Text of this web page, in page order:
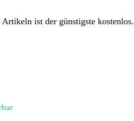
ist der günstigste kostenlos.